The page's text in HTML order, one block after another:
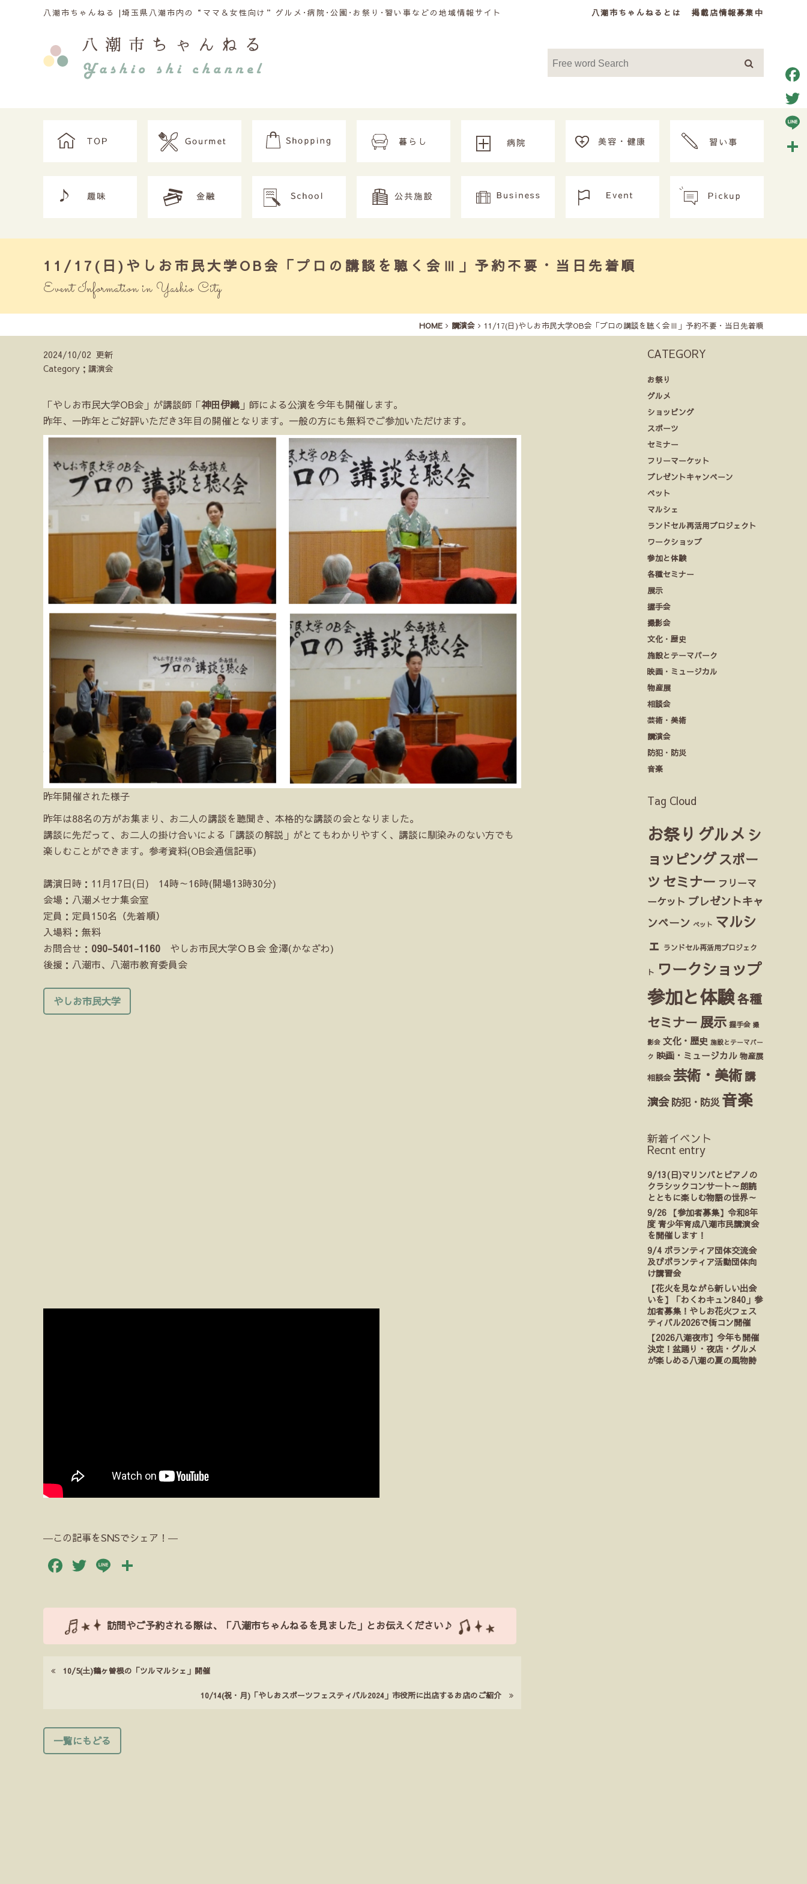
八潮市ちゃんねるとは 掲載店情報募集中
八潮市ちゃんねる |埼玉県八潮市内の“ママ＆女性向け”グルメ･病院･公園･お祭り･習い事などの地域情報サイト
11/17(日)やしお市民大学OB会「プロの講談を聴く会Ⅲ」予約不要・当日先着順
Event Information in Yashio City
HOME 講演会 11/17(日)やしお市民大学OB会「プロの講談を聴く会Ⅲ」予約不要・当日先着順
2024/10/02 更新
Category；講演会
「やしお市民大学OB会」が講談師「神田伊織 」師による公演を今年も開催します。
昨年、一昨年とご好評いただき3年目の開催となります。一般の方にも無料でご参加いただけます。
昨年開催された様子
昨年は88名の方がお集まり、お二人の講談を聴聞き、本格的な講談の会となりました。
講談に先だって、お二人の掛け合いによる「講談の解説」がとてもわかりやすく、講談に馴染みのない方でも
楽しむことができます。参考資料(OB会通信記事)
講演日時：11月17日(日) 14時～16時(開場13時30分)
会場：八潮メセナ集会室
定員：定員150名（先着順）
入場料：無料
お問合せ： 090-5401-1160 やしお市民大学ＯＢ会 金澤(かなざわ)
後援：八潮市、八潮市教育委員会
やしお市民大学
―この記事をSNSでシェア！―
Facebook
Twitter
Line
訪問やご予約される際は、「八潮市ちゃんねるを見ました」とお伝えください♪
10/5(土)鶴ヶ曽根の「ツルマルシェ」開催
10/14(祝・月)「やしおスポーツフェスティバル2024」市役所に出店するお店のご紹介
一覧にもどる
CATEGORY
お祭り
グルメ
ショッピング
スポーツ
セミナー
フリーマーケット
プレゼントキャンペーン
ペット
マルシェ
ランドセル再活用プロジェクト
ワークショップ
参加と体験
各種セミナー
展示
握手会
撮影会
文化・歴史
施設とテーマパーク
映画・ミュージカル
物産展
相談会
芸術・美術
講演会
防犯・防災
音楽
Tag Cloud
お祭り グルメ シ
ョッピングスポー
ツ セミナー フリーマ
ーケット プレゼントキャ
ンペーン ペット マルシ
ェ ランドセル再活用プロジェク
ト ワークショップ
参加と体験各種
セミナー展示 握手会 撮
影会 文化・歴史 施設とテーマパー
ク 映画・ミュージカル 物産展
相談会 芸術・美術 講
演会 防犯・防災 音楽
新着イベント
Recnt entry
9/13(日)マリンバとピアノの
クラシックコンサート～朗読
とともに楽しむ物語の世界～
9/26 【参加者募集】令和8年
度 青少年育成八潮市民講演会
を開催します！
9/4 ボランティア団体交流会
及びボランティア活動団体向
け講習会
【花火を見ながら新しい出会
いを】「わくわキュン840」参
加者募集！やしお花火フェス
ティバル2026で街コン開催
【2026八潮夜市】今年も開催
決定！盆踊り・夜店・グルメ
が楽しめる八潮の夏の風物詩
Line